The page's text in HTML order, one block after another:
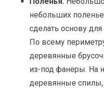
небольших
сделать основу
По всему
деревянные
из-под фанеры. На
деревянные спилы,